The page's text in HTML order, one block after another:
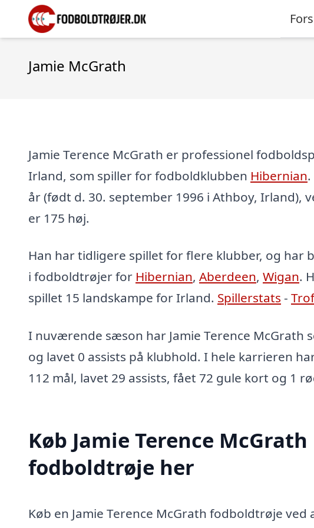
Jamie McGrath
Jamie Terence McGrath er professionel
Irland, som spiller for fodboldklubben Hibernian
år (født d. 30. september 1996 i Athboy, Irland),
er 175 høj.
Han har tidligere spillet for flere klubber, og har
i fodboldtrøjer for Hibernian, Aberdeen, Wigan.
spillet 15 landskampe for Irland. Spillerstats -
I nuværende sæson har Jamie Terence McGrath
og lavet 0 assists på klubhold. I hele karrieren
112 mål, lavet 29 assists, fået 72 gule kort og 1
Køb Jamie Terence McGrath
fodboldtrøje her
Køb en Jamie Terence McGrath fodboldtrøje ved